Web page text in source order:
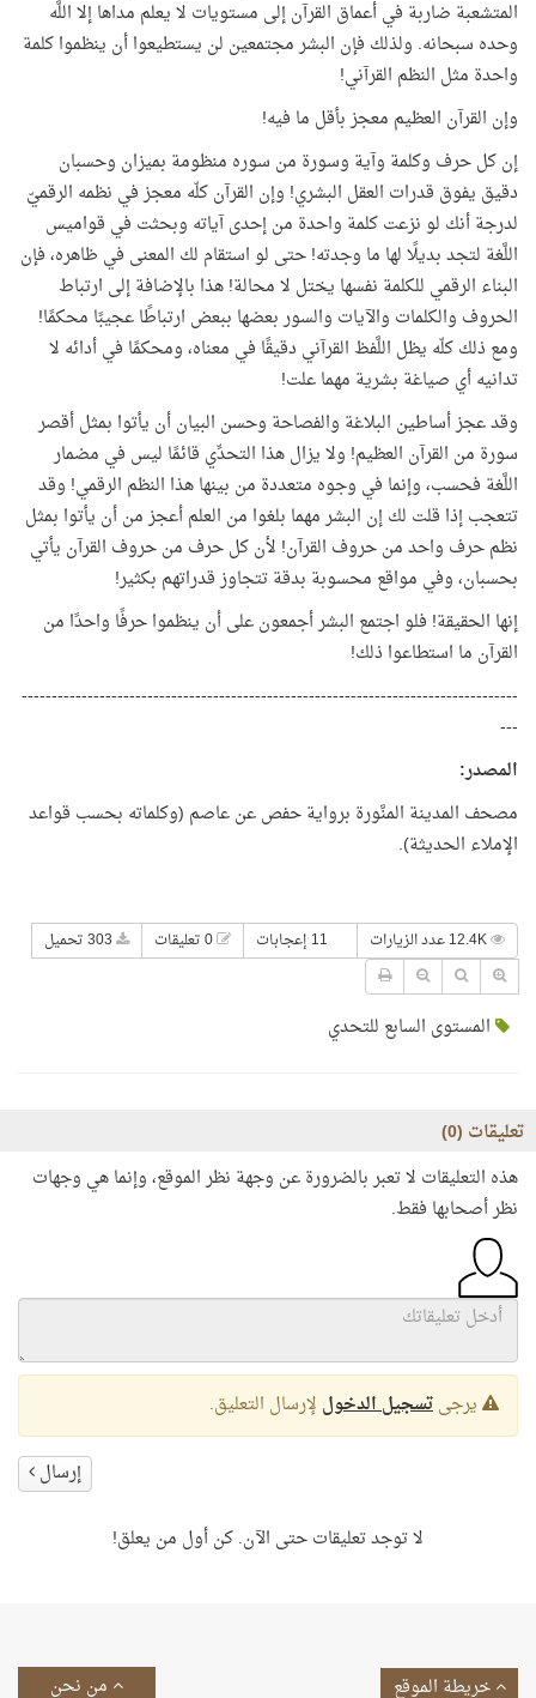
المتشعبة ضاربة في أعماق القرآن إلى مستويات لا يعلم مداها إلا اللَّه
وحده سبحانه. ولذلك فإن البشر مجتمعين لن يستطيعوا أن ينظموا كلمة
واحدة مثل النظم القرآني!
وإن القرآن العظيم معجز بأقل ما فيه!
إن كل حرف وكلمة وآية وسورة من سوره منظومة بميزان وحسبان
دقيق يفوق قدرات العقل البشري! وإن القرآن كلّه معجز في نظمه الرقميّ
لدرجة أنك لو نزعت كلمة واحدة من إحدى آياته وبحثت في قواميس
اللَّغة لتجد بديلًا لها ما وجدته! حتى لو استقام لك المعنى في ظاهره، فإن
البناء الرقمي للكلمة نفسها يختل لا محالة! هذا بالإضافة إلى ارتباط
الحروف والكلمات والآيات والسور بعضها ببعض ارتباطًا عجيبًا محكمًا!
ومع ذلك كلّه يظل اللَّفظ القرآني دقيقًا في معناه، ومحكمًا في أدائه لا
تدانيه أي صياغة بشرية مهما علت!
وقد عجز أساطين البلاغة والفصاحة وحسن البيان أن يأتوا بمثل أقصر
سورة من القرآن العظيم! ولا يزال هذا التحدِّي قائمًا ليس في مضمار
اللَّغة فحسب، وإنما في وجوه متعددة من بينها هذا النظم الرقمي! وقد
تتعجب إذا قلت لك إن البشر مهما بلغوا من العلم أعجز من أن يأتوا بمثل
نظم حرف واحد من حروف القرآن! لأن كل حرف من حروف القرآن يأتي
بحسبان، وفي مواقع محسوبة بدقة تتجاوز قدراتهم بكثير!
إنها الحقيقة! فلو اجتمع البشر أجمعون على أن ينظموا حرفًا واحدًا من
القرآن ما استطاعوا ذلك!
-----------------------------------------------------------------------------------
---
المصدر:
مصحف المدينة المنَّورة برواية حفص عن عاصم (وكلماته بحسب قواعد
الإملاء الحديثة).
11 إعجابات
المستوى السابع للتحدي
تعليقات (0
)
هذه التعليقات لا تعبر بالضرورة عن وجهة نظر الموقع، وإنما هي وجهات
نظر أصحابها فقط.
يرجىتسجيل الدخول لإرسال التعليق.
إرسال
لا توجد تعليقات حتى الآن. كن أول من يعلق!
من نحن خريطة الموقع